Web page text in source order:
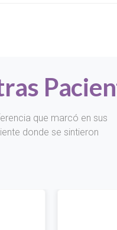
que marcó en sus
donde se sintieron